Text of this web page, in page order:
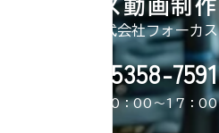
フォーカス動画制作
株式会社フォーカス
050-5358-7591
受付時間：平日10：00〜17：00